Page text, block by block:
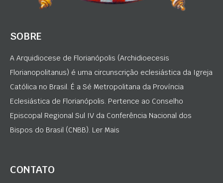
SOBRE
A Arquidiocese de Florianópolis (Archidioecesis
Florianopolitanus) é uma circunscrição eclesiástica da Igreja
Católica no Brasil. É a Sé Metropolitana da Província
Eclesiástica de Florianópolis. Pertence ao Conselho
Episcopal Regional Sul IV da Conferência Nacional dos
Bispos do Brasil (CNBB). Ler Mais
CONTATO